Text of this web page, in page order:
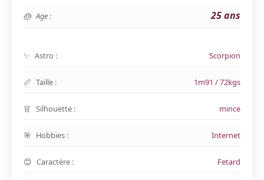
Age : 25 ans
Astro : Scorpion
Taille : 1m91 / 72kgs
Silhouette : mince
Hobbies : Internet
Caractère : Fetard